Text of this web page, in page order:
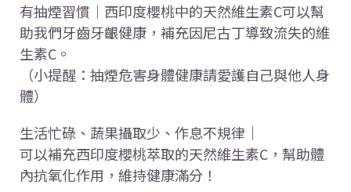
有抽煙習慣｜西印度櫻桃中的天然維生素C可以幫
助我們牙齒牙齦健康，補充因尼古丁導致流失的維
生素C。
（小提醒：抽煙危害身體健康請愛護自己與他人身
體）
生活忙碌、蔬果攝取少、作息不規律｜
可以補充西印度櫻桃萃取的天然維生素C，幫助體
內抗氧化作用，維持健康滿分！